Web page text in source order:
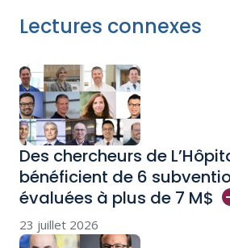
Lectures connexes
Des chercheurs de
bénéficient de 6
évaluées à plus de 7 M$
23 juillet 2026